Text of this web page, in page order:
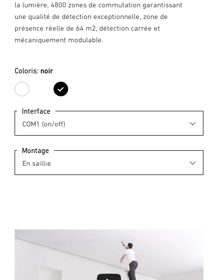
la lumière, 4800 zones de commutation garantissant
une qualité de détection exceptionnelle, zone de
présence réelle de 64 m2, détection carrée et
mécaniquement modulable.
Coloris: noir
blanc noir
Interface
Montage